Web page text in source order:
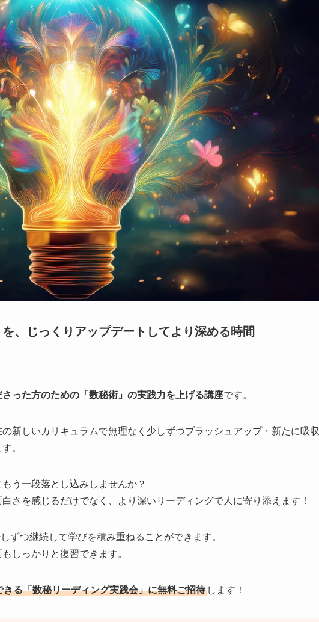
、じっくりアップデートしてより深める時間
さった方のための「数秘術」の実践力を上げる講座です。
新しいカリキュラムで無理なく少しずつブラッシュアップ・新たに吸収
。
う一段落とし込みしませんか？
さを感じるだけでなく、より深いリーディングで人に寄り添えます！
ずつ継続して学びを積み重ねることができます。
しっかりと復習できます。
る「数秘リーディング実践会」に無料ご招待 します！